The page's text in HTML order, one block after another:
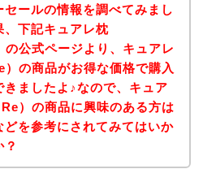
セールの情報を調べてみまし
、下記キュアレ枕
の公式ページより、キュアレ
の商品がお得な価格で購入
きましたよ♪なので、キュア
）の商品に興味のある方は
どを参考にされてみてはいか